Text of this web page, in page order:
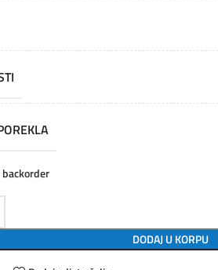
DODAJ U KORPU